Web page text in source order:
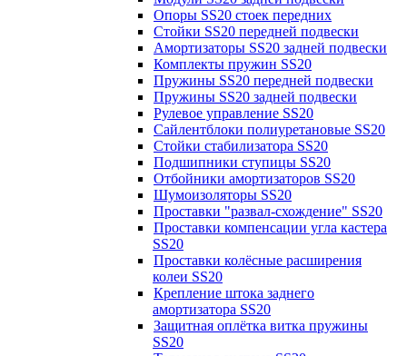
Опоры SS20 стоек передних
Стойки SS20 передней подвески
Амортизаторы SS20 задней подвески
Комплекты пружин SS20
Пружины SS20 передней подвески
Пружины SS20 задней подвески
Рулевое управление SS20
Сайлентблоки полиуретановые SS20
Стойки стабилизатора SS20
Подшипники ступицы SS20
Отбойники амортизаторов SS20
Шумоизоляторы SS20
Проставки "развал-схождение" SS20
Проставки компенсации угла кастера
SS20
Проставки колёсные расширения
колеи SS20
Крепление штока заднего
амортизатора SS20
Защитная оплётка витка пружины
SS20